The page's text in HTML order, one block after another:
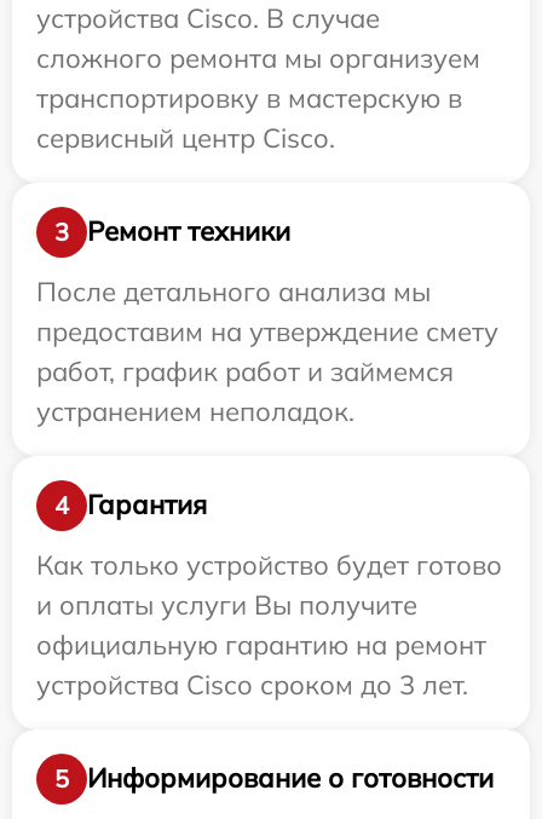
устройства Cisco. В случае
сложного ремонта мы организуем
транспортировку в мастерскую в
сервисный центр Cisco.
3
Ремонт техники
После детального анализа мы
предоставим на утверждение смету
работ, график работ и займемся
устранением неполадок.
4
Гарантия
Как только устройство будет готово
и оплаты услуги Вы получите
официальную гарантию на ремонт
устройства Cisco сроком до 3 лет.
5
Информирование о готовности